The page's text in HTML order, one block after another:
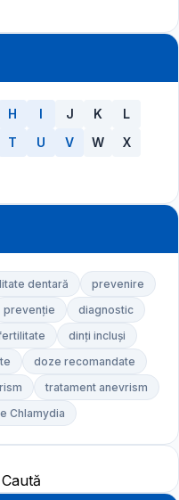
H I J K
L
T U V W
X
dentară
prevenire
prevenție
diagnostic
dinți incluși
doze recomandate
tratament anevrism
Chlamydia
Caută